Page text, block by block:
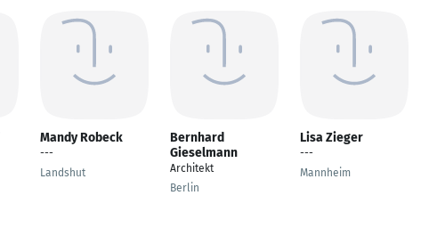
Mandy Robeck
---
Landshut
Bernhard
Gieselmann
Architekt
Berlin
Lisa Zieger
---
Mannheim